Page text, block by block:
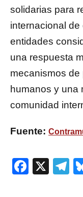
solidarias para
internacional
entidades
una respuesta
mecanismos
humanos y una
comunidad
Fuente:
X